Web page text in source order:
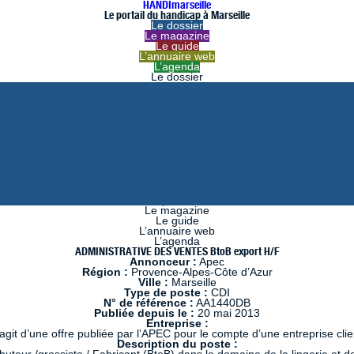
HANDImarseille
Le portail du handicap à Marseille
Le dossier
Le magazine
Le guide
L’annuaire web
L’agenda
Le dossier
Le magazine
Le guide
L’annuaire web
L’agenda
ADMINISTRATIVE DES VENTES BtoB export H/F
Annonceur : Apec
Région : Provence-Alpes-Côte d’Azur
Ville : Marseille
Type de poste : CDI
N° de référence : AA1440DB
Publiée depuis le : 20 mai 2013
Entreprise :
d’une offre publiée par l’APEC pour le compte d’une entreprise
Description du poste :